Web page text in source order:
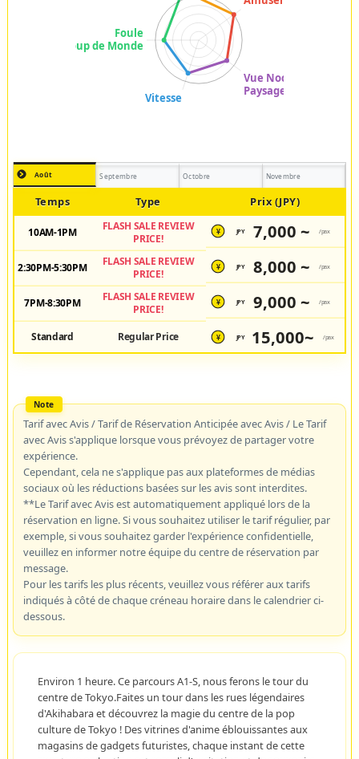
Août Septembre Octobre Novembre
Temps Type Prix (JPY)
10AM-1PM
FLASH SALE REVIEW
PRICE!
¥ JPY 7,000 ~ /pax
2:30PM-5:30PM
FLASH SALE REVIEW
PRICE!
¥ JPY 8,000 ~ /pax
7PM-8:30PM
FLASH SALE REVIEW
PRICE!
¥ JPY 9,000 ~ /pax
Standard Regular Price ¥ JPY 15,000~ /pax
Tarif avec Avis / Tarif de Réservation Anticipée avec Avis / Le Tarif
avec Avis s'applique lorsque vous prévoyez de partager votre
expérience.
Cependant, cela ne s'applique pas aux plateformes de médias
sociaux où les réductions basées sur les avis sont interdites.
**Le Tarif avec Avis est automatiquement appliqué lors de la
réservation en ligne. Si vous souhaitez utiliser le tarif régulier, par
exemple, si vous souhaitez garder l'expérience confidentielle,
veuillez en informer notre équipe du centre de réservation par
message.
Pour les tarifs les plus récents, veuillez vous référer aux tarifs
indiqués à côté de chaque créneau horaire dans le calendrier ci-
dessous.
Environ 1 heure. Ce parcours A1-S, nous ferons le tour du
centre de Tokyo.Faites un tour dans les rues légendaires
d'Akihabara et découvrez la magie du centre de la pop
culture de Tokyo ! Des vitrines d'anime éblouissantes aux
magasins de gadgets futuristes, chaque instant de cette